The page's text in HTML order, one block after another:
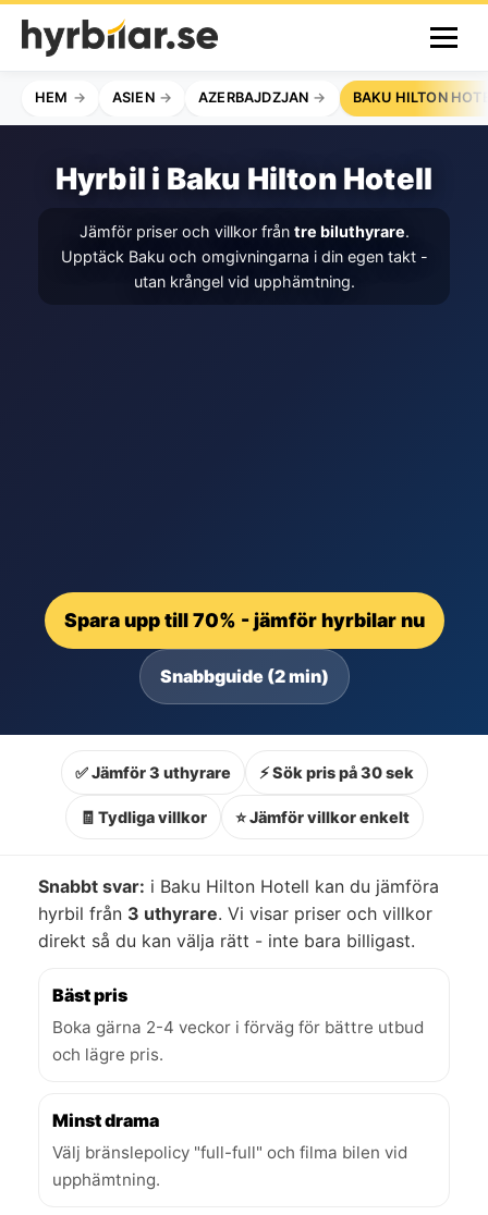
HEM ASIEN AZERBAJDZJAN BAKU HILTON
Hyrbil i Baku Hilton Hotell
Jämför priser och villkor från tre biluthyrare.
Upptäck Baku och omgivningarna i din egen takt -
utan krångel vid upphämtning.
Spara upp till 70% - jämför hyrbilar nu
Snabbguide (2 min)
✅ Jämför 3 uthyrare ⚡ Sök pris på 30 sek
🧾 Tydliga villkor ⭐ Jämför villkor enkelt
Snabbt svar: i Baku Hilton Hotell kan du jämföra
hyrbil från 3 uthyrare. Vi visar priser och villkor
direkt så du kan välja rätt - inte bara billigast.
Bäst pris
Boka gärna 2-4 veckor i förväg för bättre utbud
och lägre pris.
Minst drama
Välj bränslepolicy "full-full" och filma bilen vid
upphämtning.